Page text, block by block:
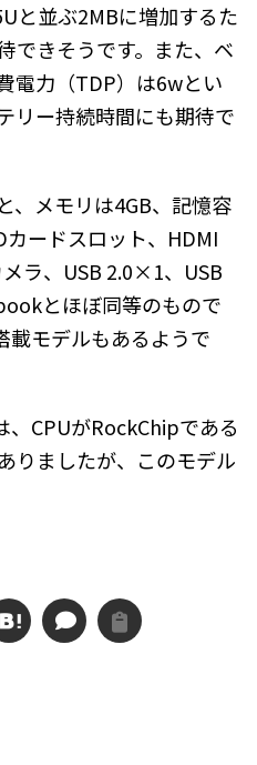
と並ぶ2MBに増加するた
できそうです。また、ベ
電力（TDP）は6wとい
リー持続時間にも期待で
、メモリは4GB、記憶容
カードスロット、HDMI
ラ、USB 2.0×1、USB
とほぼ同等のもので
載モデルもあるようで
CPUがRockChipである
りましたが、このモデル